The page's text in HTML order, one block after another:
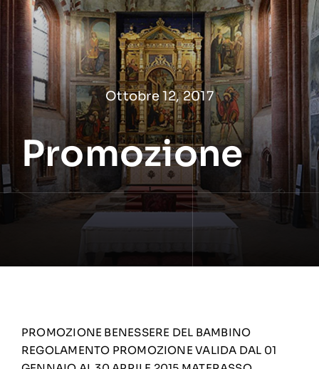
Salta
contenuto
Ottobre 12, 2017
Promozione
PROMOZIONE BENESSERE DEL BAMBINO
REGOLAMENTO PROMOZIONE VALIDA DAL 01